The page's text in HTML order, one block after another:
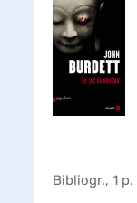
Bibliogr., 1 p.